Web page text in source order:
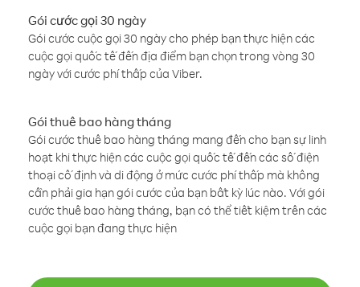
Gói cước gọi 30 ngày
Gói cước cuộc gọi 30 ngày cho phép bạn thực hiện các
cuộc gọi quốc tế đến địa điểm bạn chọn trong vòng 30
ngày với cước phí thấp của Viber.
Gói thuê bao hàng tháng
Gói cước thuê bao hàng tháng mang đến cho bạn sự linh
hoạt khi thực hiện các cuộc gọi quốc tế đến các số điện
thoại cố định và di động ở mức cước phí thấp mà không
cần phải gia hạn gói cước của bạn bất kỳ lúc nào. Với gói
cước thuê bao hàng tháng, bạn có thể tiết kiệm trên các
cuộc gọi bạn đang thực hiện